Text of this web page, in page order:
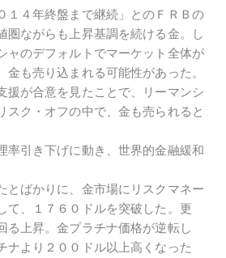
１４年終盤まで継続」とのＦＲＢの
圏ながらも上昇基調を続ける金。し
ャのデフォルトでマーケット全体が
金も売り込まれる可能性があった。
援が合意を見たことで、リーマンシ
スク・オフの中で、金も売られると
率引き下げに動き、世界的金融緩和
とばかりに、金市場にリスクマネー
て、１７６０ドルを突破した。更
る上昇。金プラチナ価格が逆転し
ナより２００ドル以上高くなった